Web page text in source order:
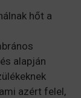
hőt a
alapján
azért felel,